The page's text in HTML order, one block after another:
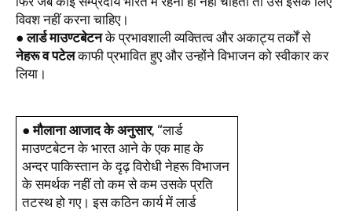
विवश नहीं करना चाहिए।
● लार्ड माउण्टबेटन
के प्रभावशाली व्यक्तित्व और अकाट्य तर्कों से
नेहरू व पटेल काफी प्रभावित हुए और उन्होंने विभाजन को स्वीकार कर
लिया।
● मौलाना आजाद के अनुसार, ‘‘लार्ड
माउण्टबेटन के भारत आने के एक माह के
अन्दर पाकिस्तान के दृढ़ विरोधी नेहरू विभाजन
के समर्थक नहीं तो कम से कम उसके प्रति
तटस्थ हो गए। इस कठिन कार्य में लार्ड